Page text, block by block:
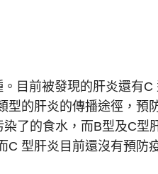
目前被發現的肝炎還有C
型的肝炎的傳播途徑，預
了的食水，而B型及C型
C 型肝炎目前還沒有預防